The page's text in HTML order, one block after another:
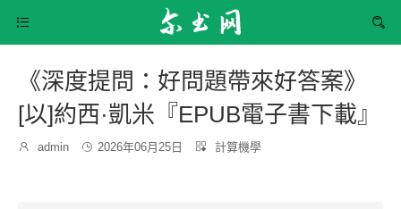


《深度提問：好問題帶來好答案》
[以]約西·凱米『EPUB電子書下載』

博
admin  發
2026年06月25日 
分
計算機學